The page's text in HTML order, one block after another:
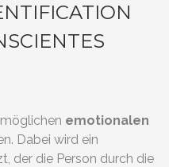
emotionalen
Dabei wird ein
der die Person durch die